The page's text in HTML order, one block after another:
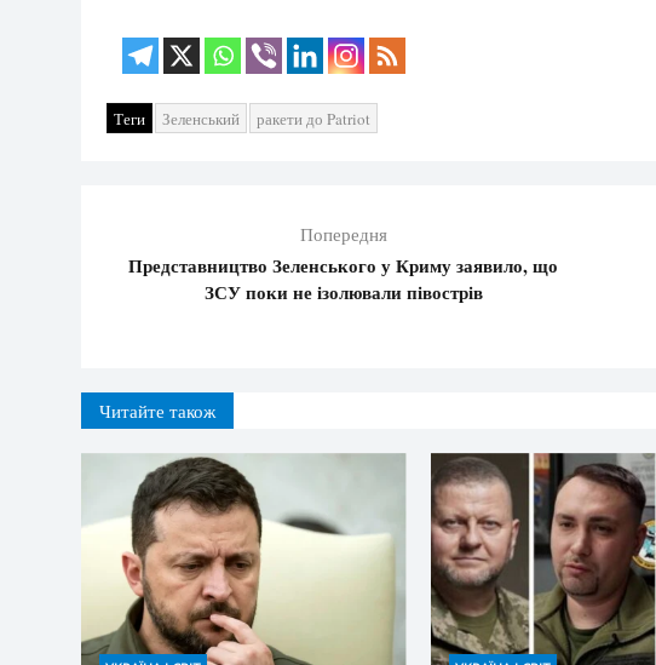
Теги Зеленський ракети до Patriot
Попередня
Представництво Зеленського у Криму заявило, що
ЗСУ поки не ізолювали півострів
Читайте також